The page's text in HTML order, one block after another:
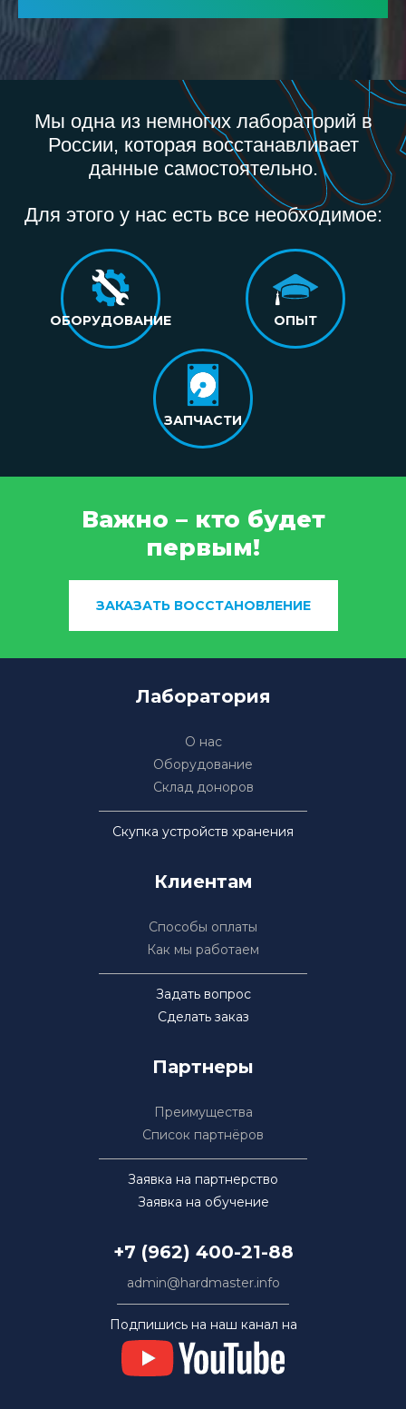
Мы одна из немногих лабораторий в
России, которая восстанавливает
данные самостоятельно.
Для этого у нас есть все необходимое:
ОБОРУДОВАНИЕ ОПЫТ
ЗАПЧАСТИ
Важно – кто будет
первым!
ЗАКАЗАТЬ ВОССТАНОВЛЕНИЕ
Лаборатория
О нас
Оборудование
Склад доноров
Скупка устройств хранения
Клиентам
Способы оплаты
Как мы работаем
Задать вопрос
Сделать заказ
Партнеры
Преимущества
Список партнёров
Заявка на партнерство
Заявка на обучение
+7 (962) 400-21-88
admin@hardmaster.info
Подпишись на наш канал на